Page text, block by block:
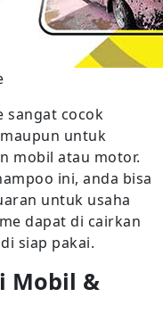
sangat cocok
untuk
mobil atau motor.
ini, anda bisa
untuk usaha
dapat di cairkan
siap pakai.
Mobil &